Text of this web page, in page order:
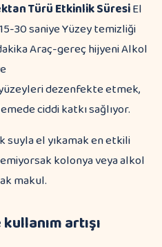
TürüEtkinlik SüresiEl
30 saniye Yüzey temizliği
Araç-gereç hijyeni Alkol
dezenfekte etmek,
ciddi katkı sağlıyor.
suyla el yıkamak en etkili
kolonya veya alkol
makul.
artışı